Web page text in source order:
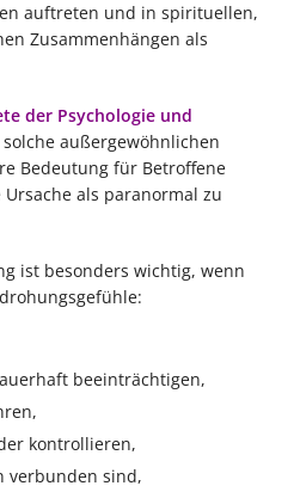
auftreten und in spirituellen,
Zusammenhängen als
der Psychologie und
außergewöhnlichen
Bedeutung für Betroffene
als paranormal zu
ist besonders wichtig, wenn
beeinträchtigen,
kontrollieren,
verbunden sind,